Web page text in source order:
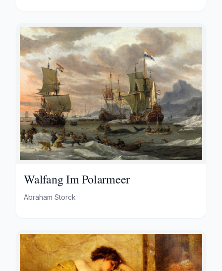
Walfang Im Polarmeer
Abraham Storck